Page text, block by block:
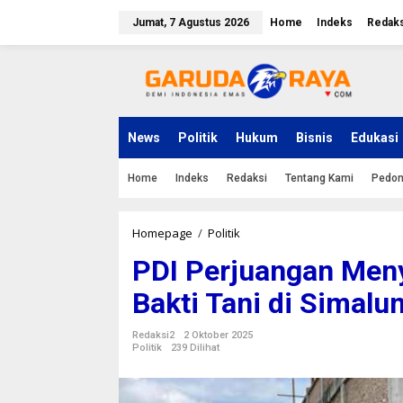
Jumat, 7 Agustus 2026 Home Indeks
News Politik Hukum Bisnis Edukasi
Home Indeks Redaksi Tentang Kami
Homepage / Politik
I
P
e
r
j
n
PDI Perjuangan
Bakti Tani di
Redaksi2
2 Oktober 2025
Politik
239 Dilihat